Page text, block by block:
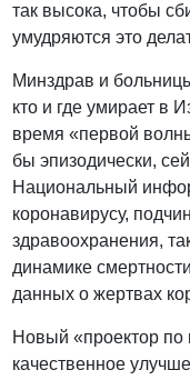
так высока, чтобы
умудряются это
Минздрав и
кто и где умирает в
время «первой
бы эпизодически,
Национальный
коронавирусу,
здравоохранения,
динамике
данных о жертвах
Новый «проектор по
качественное